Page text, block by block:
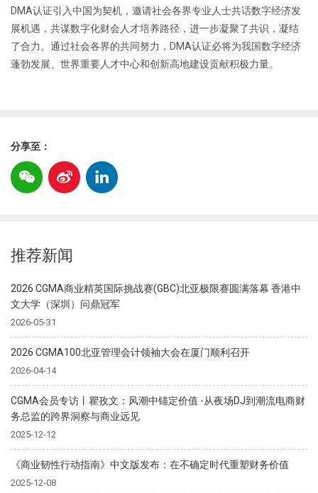
DMA认证引入中国为契机，邀请社会各界专业人士共话数字经济发
展机遇，共谋数字化财会人才培养路径，进一步凝聚了共识，凝结
了合力。通过社会各界的共同努力，DMA认证必将为我国数字经济
蓬勃发展、世界重要人才中心和创新高地建设贡献积极力量。
分享至：
推荐新闻
2026 CGMA商业精英国际挑战赛(GBC)北亚极限赛圆满落幕 香港中
文大学（深圳）问鼎冠军
2026-05-31
2026 CGMA100北亚管理会计领袖大会在厦门顺利召开
2026-04-14
CGMA会员专访丨瞿孜文：风潮中锚定价值 -从夜场DJ到潮流电商财
务总监的跨界洞察与商业远见
2025-12-12
《商业韧性行动指南》中文版发布：在不确定时代重塑财务价值
2025-12-08